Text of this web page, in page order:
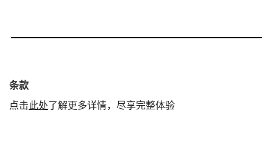
条款
点击此处了解更多详情，尽享完整体验